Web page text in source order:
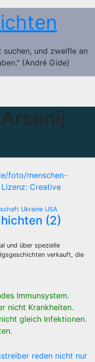
suchen, und zweifle an
(André Gide)
Arsenij
Ukraine USA
(2)
und über spezielle
verkauft, die
Immunsystem.
nicht Krankheiten.
gleich Infektionen.
reden nicht nur